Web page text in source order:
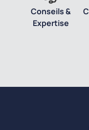
Conseils &
Expertise